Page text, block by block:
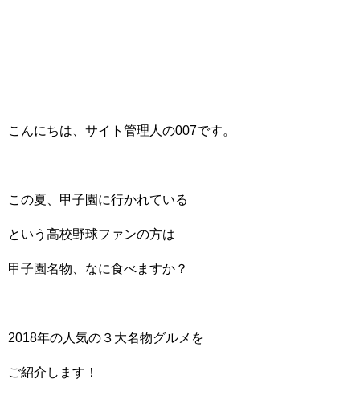
こんにちは、サイト管理人の007です。
この夏、甲子園に行かれている
という高校野球ファンの方は
甲子園名物、なに食べますか？
2018年の人気の３大名物グルメを
ご紹介します！